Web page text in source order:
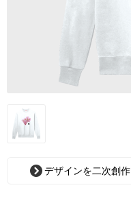
デザインを二次創作